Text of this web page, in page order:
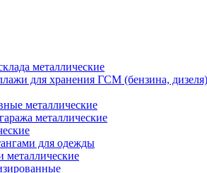
металлические
для хранения ГСМ (бензина, дизеля)
металлические
металлические
для одежды
металлические